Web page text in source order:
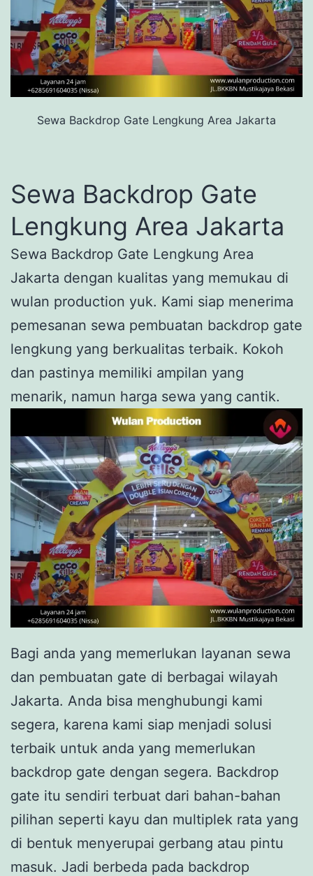
Sewa Backdrop Gate Lengkung Area Jakarta
Sewa Backdrop Gate
Lengkung Area Jakarta
Sewa Backdrop Gate Lengkung Area
Jakarta dengan kualitas yang memukau di
wulan production yuk. Kami siap menerima
pemesanan sewa pembuatan backdrop gate
lengkung yang berkualitas terbaik. Kokoh
dan pastinya memiliki ampilan yang
menarik, namun harga sewa yang cantik.
Bagi anda yang memerlukan layanan sewa
dan pembuatan gate di berbagai wilayah
Jakarta. Anda bisa menghubungi kami
segera, karena kami siap menjadi solusi
terbaik untuk anda yang memerlukan
backdrop gate dengan segera. Backdrop
gate itu sendiri terbuat dari bahan-bahan
pilihan seperti kayu dan multiplek rata yang
di bentuk menyerupai gerbang atau pintu
masuk. Jadi berbeda pada backdrop